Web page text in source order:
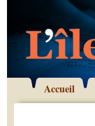
Accueil